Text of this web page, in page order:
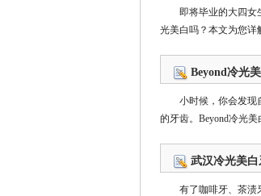
即将毕业的大四
光美白吗？本文为您详
Beyond冷光
小时候，你会发现
的牙齿。Beyond冷光
武汉冷光美
有了咖啡牙、茶渍